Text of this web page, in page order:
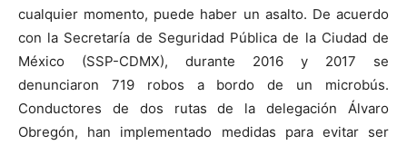
cualquier momento, puede haber un asalto. De acuerdo
con la Secretaría de Seguridad Pública de la Ciudad de
México (SSP-CDMX), durante 2016 y 2017 se
denunciaron 719 robos a bordo de un microbús.
Conductores de dos rutas de la delegación Álvaro
Obregón, han implementado medidas para evitar ser